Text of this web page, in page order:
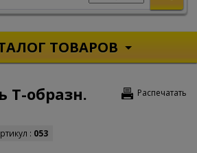
ТОВАРОВ
Распечатать
Т-образн.
: 053